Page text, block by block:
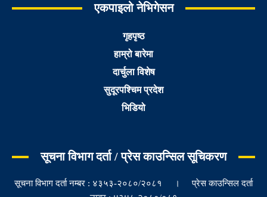
एकपाइलो नेभिगेसन
गृहपृष्ठ
हाम्रो बारेमा
दार्चुला विशेष
सुदूरपश्चिम प्रदेश
भिडियो
सूचना विभाग दर्ता / प्रेस काउन्सिल सूचिकरण
सूचना विभाग दर्ता नम्बर : ४३५३-२०८०/२०८१ । प्रेस काउन्सिल दर्ता